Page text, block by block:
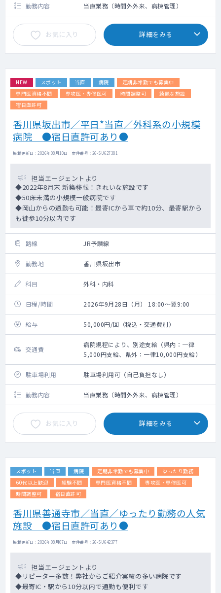
勤務内容 当直業務（時間外外来、病棟管理）
お気に入り 詳細をみる
NEW スポット 当直 病院
定期非常勤でも募集中
専門医資格不問
専攻医・専修医可 時間調整可
綺麗な施設
宿日直許可
香川県坂出市／平日*当直／外科系の小規模
病院 ●宿日直許可あり●
掲載更新日 : 2026年08月10日 案件番号 : 26-SU627381
担当エージェントより
◆2022年8月末 新築移転！きれいな施設です
◆50床未満の小規模一般病院です
◆岡山からの通勤も可能！最寄ICから車で約10分、最寄駅から
も徒歩10分以内です
路線 JR予讃線
勤務地 香川県坂出市
科目 外科・内科
日程/時間 2026年9月28日（月） 18:00～翌9:00
給与 50,000円/回（税込・交通費別）
交通費
病院規程により、別途支給（県内：一律
5,000円支給、県外：一律10,000円支給）
駐車場利用 駐車場利用可（自己負担なし）
勤務内容 当直業務（時間外外来、病棟管理）
お気に入り 詳細をみる
スポット 当直 病院 定期非常勤でも募集中
ゆったり勤務
60代以上歓迎
経験不問 専門医資格不問
専攻医・専修医可
時間調整可
宿日直許可
香川県善通寺市／当直／ゆったり勤務の人気
施設 ●宿日直許可あり●
掲載更新日 : 2026年08月07日 案件番号 : 26-SU642377
担当エージェントより
◆リピーター多数！弊社からご紹介実績の多い病院です
◆最寄IC・駅から10分以内で通勤も便利です